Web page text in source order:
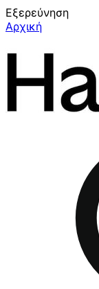
Εξερεύνηση
Αρχική